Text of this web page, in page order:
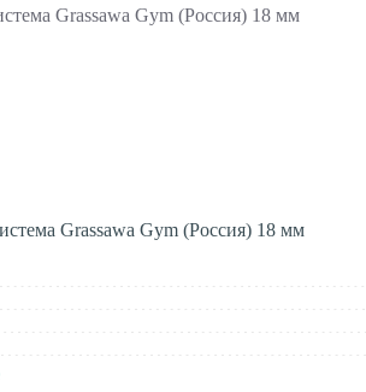
Grassawa Gym (Россия) 18 мм